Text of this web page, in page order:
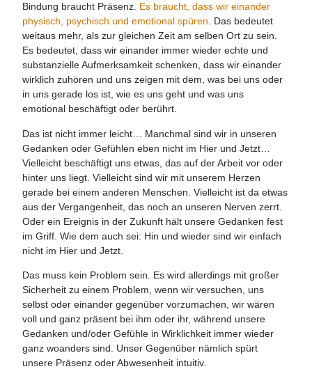
Bindung braucht Präsenz. Es braucht, dass wir einander
physisch, psychisch und emotional spüren . Das bedeutet
weitaus mehr, als zur gleichen Zeit am selben Ort zu sein.
Es bedeutet, dass wir einander immer wieder echte und
substanzielle Aufmerksamkeit schenken, dass wir einander
wirklich zuhören und uns zeigen mit dem, was bei uns oder
in uns gerade los ist, wie es uns geht und was uns
emotional beschäftigt oder berührt.
Das ist nicht immer leicht… Manchmal sind wir in unseren
Gedanken oder Gefühlen eben nicht im Hier und Jetzt…
Vielleicht beschäftigt uns etwas, das auf der Arbeit vor oder
hinter uns liegt. Vielleicht sind wir mit unserem Herzen
gerade bei einem anderen Menschen. Vielleicht ist da etwas
aus der Vergangenheit, das noch an unseren Nerven zerrt.
Oder ein Ereignis in der Zukunft hält unsere Gedanken fest
im Griff. Wie dem auch sei: Hin und wieder sind wir einfach
nicht im Hier und Jetzt.
Das muss kein Problem sein. Es wird allerdings mit großer
Sicherheit zu einem Problem, wenn wir versuchen, uns
selbst oder einander gegenüber vorzumachen, wir wären
voll und ganz präsent bei ihm oder ihr, während unsere
Gedanken und/oder Gefühle in Wirklichkeit immer wieder
ganz woanders sind. Unser Gegenüber nämlich spürt
unsere Präsenz oder Abwesenheit intuitiv.